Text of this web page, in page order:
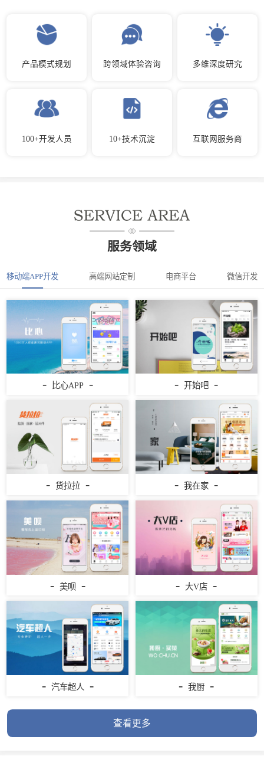
产品模式规划 跨领域体验咨询 多维深度研究
100+开发人员 10+技术沉淀 互联网服务商
服务领域
移动端APP开发 高端网站定制 电商平台 微信开发
- 比心APP - - 开始吧 -
- 货拉拉 - - 我在家 -
- 美呗 - - 大V店 -
- 汽车超人 - - 我厨 -
查看更多